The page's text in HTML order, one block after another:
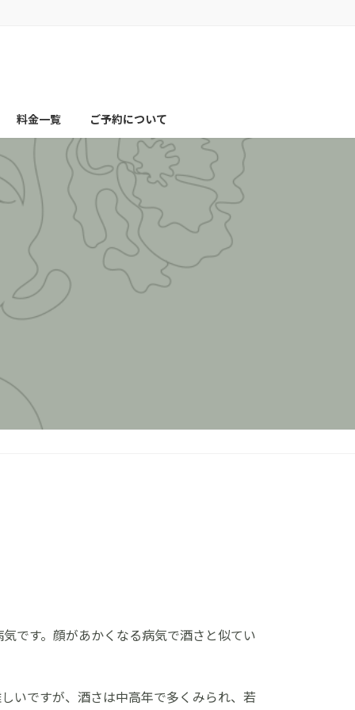
料金一覧 ご予約について
です。顔があかくなる病気で酒さと似てい
いですが、酒さは中高年で多くみられ、若